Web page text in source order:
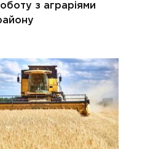
з аграріями